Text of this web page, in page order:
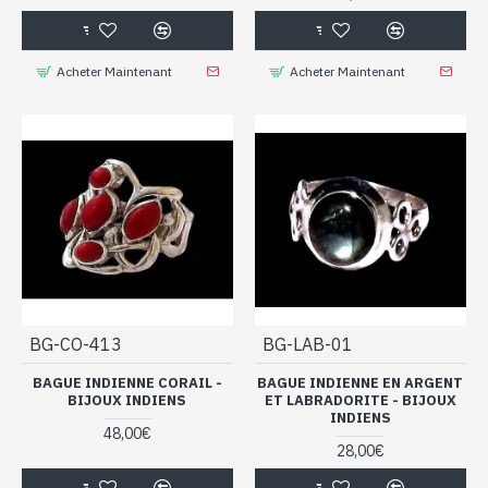
Acheter Maintenant Acheter Maintenant
BG-CO-413
BAGUE INDIENNE CORAIL -
BIJOUX INDIENS
48,00€
BG-LAB-01
BAGUE INDIENNE EN ARGENT
ET LABRADORITE - BIJOUX
INDIENS
28,00€